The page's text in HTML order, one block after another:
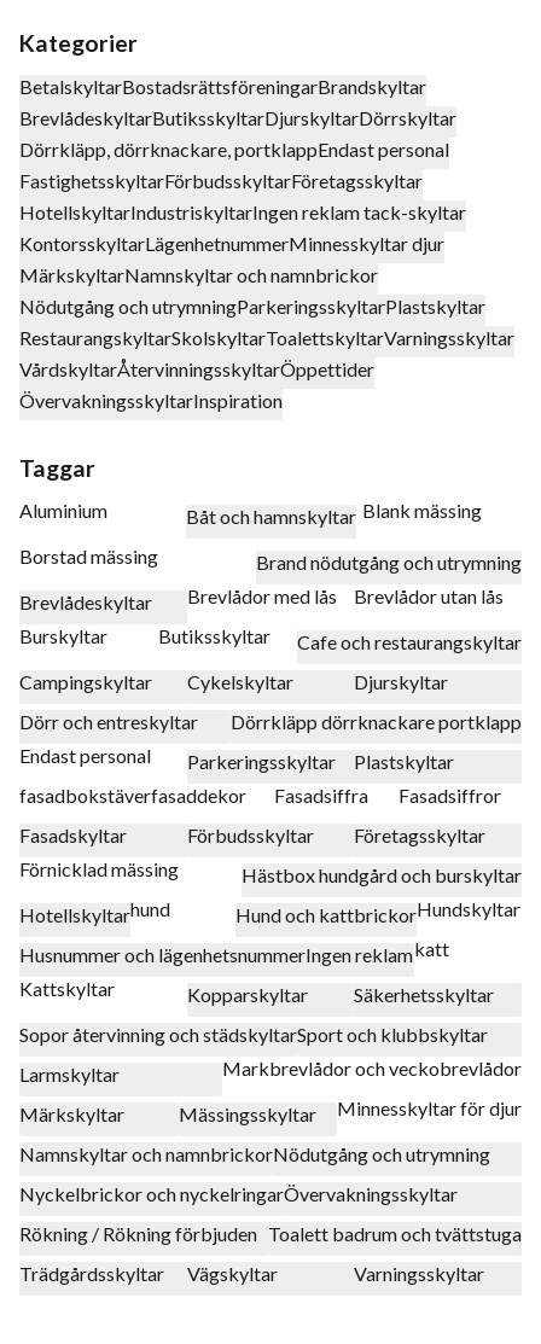
Kategorier
BetalskyltarBostadsrättsföreningarBrandskyltar
BrevlådeskyltarButiksskyltarDjurskyltarDörrskyltar
Dörrkläpp, dörrknackare, portklappEndast personal
FastighetsskyltarFörbudsskyltarFöretagsskyltar
HotellskyltarIndustriskyltarIngen reklam tack-skyltar
KontorsskyltarLägenhetnummerMinnesskyltar djur
MärkskyltarNamnskyltar och namnbrickor
Nödutgång och utrymningParkeringsskyltarPlastskyltar
RestaurangskyltarSkolskyltarToalettskyltarVarningsskyltar
VårdskyltarÅtervinningsskyltarÖppettider
ÖvervakningsskyltarInspiration
Taggar
Aluminium Båt och hamnskyltar Blank mässing
Borstad mässing
Brand nödutgång och utrymning
Brevlådeskyltar
Brevlådor med lås
Brevlådor utan lås
Burskyltar
Butiksskyltar
Cafe och restaurangskyltar
Campingskyltar
Cykelskyltar
Djurskyltar
Dörr och entreskyltar
Dörrkläpp dörrknackare portklapp
Endast personal
Parkeringsskyltar
Plastskyltar
fasadbokstäverfasaddekor Fasadsiffra
Fasadsiffror
Fasadskyltar
Förbudsskyltar
Företagsskyltar
Förnicklad mässing
Hästbox hundgård och burskyltar
Hotellskyltarhund Hund och kattbrickorHundskyltar
Husnummer och lägenhetsnummerIngen reklamkatt
Kattskyltar
Kopparskyltar
Säkerhetsskyltar
Sopor återvinning och städskyltarSport och klubbskyltar
Larmskyltar
Markbrevlådor och veckobrevlådor
Märkskyltar
Mässingsskyltar
Minnesskyltar för djur
Namnskyltar och namnbrickorNödutgång och utrymning
Nyckelbrickor och nyckelringarÖvervakningsskyltar
Rökning / Rökning förbjuden Toalett badrum och tvättstuga
Trädgårdsskyltar
Vägskyltar Varningsskyltar